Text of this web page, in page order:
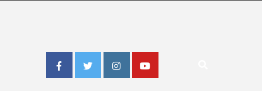
FacebookTwitterInstagramYoutube